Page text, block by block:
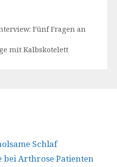
Fünf Fragen an
mit Kalbskotelett
Schlaf
bei Arthrose Patienten